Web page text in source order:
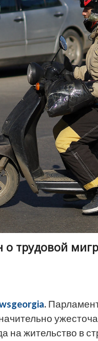
о трудовой
.
на жительство в